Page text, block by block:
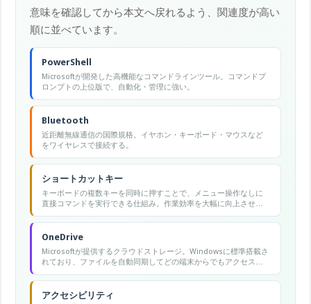
意味を確認してから本文へ戻れるよう、関連度が高い
順に並べています。
PowerShell
Microsoftが開発した高機能なコマンドラインツール。コマンドプ
ロンプトの上位版で、自動化・管理に強い。
Bluetooth
近距離無線通信の国際規格。イヤホン・キーボード・マウスなど
をワイヤレスで接続する。
ショートカットキー
キーボードの複数キーを同時に押すことで、メニュー操作なしに
直接コマンドを実行できる仕組み。作業効率を大幅に向上させ
る。
OneDrive
Microsoftが提供するクラウドストレージ。Windowsに標準搭載さ
れており、ファイルを自動同期してどの端末からでもアクセスで
きる。
アクセシビリティ